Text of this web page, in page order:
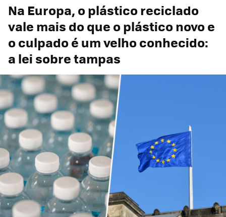
Na Europa, o plástico reciclado
vale mais do que o plástico novo e
o culpado é um velho conhecido:
a lei sobre tampas